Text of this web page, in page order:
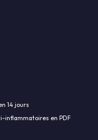
14 jours
inflammatoires en PDF